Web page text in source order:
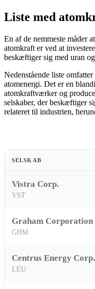
Liste med
En af de nemmeste måder
atomkraft er ved at
beskæftiger sig med uran
Nedenstående liste
atomenergi. Det er en
atomkraftværker og
selskaber, der beskæftiger
relateret til industrien,
SELSKAB
Vistra Corp.
VST
Graham Corporation
GHM
Centrus Energy Corp.
LEU